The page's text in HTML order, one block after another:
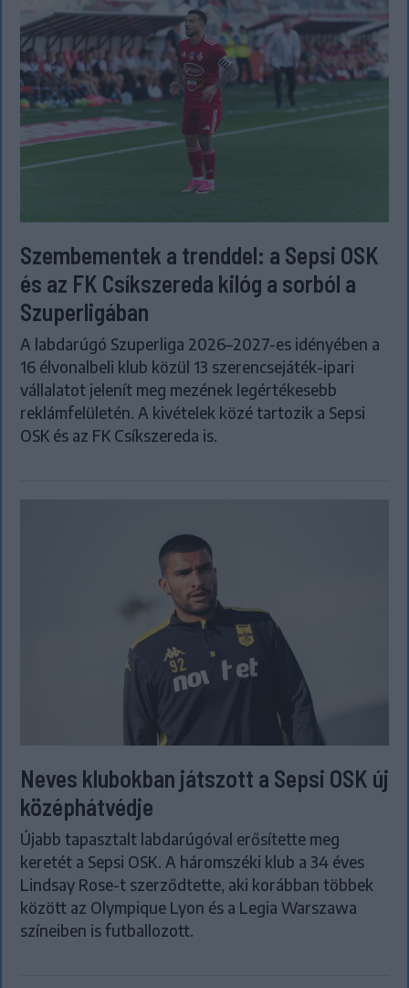
Szembementek a trenddel: a Sepsi OSK
és az FK Csíkszereda kilóg a sorból a
Szuperligában
A labdarúgó Szuperliga 2026–2027-es idényében a
16 élvonalbeli klub közül 13 szerencsejáték-ipari
vállalatot jelenít meg mezének legértékesebb
reklámfelületén. A kivételek közé tartozik a Sepsi
OSK és az FK Csíkszereda is.
Neves klubokban játszott a Sepsi OSK új
középhátvédje
Újabb tapasztalt labdarúgóval erősítette meg
keretét a Sepsi OSK. A háromszéki klub a 34 éves
Lindsay Rose-t szerződtette, aki korábban többek
között az Olympique Lyon és a Legia Warszawa
színeiben is futballozott.